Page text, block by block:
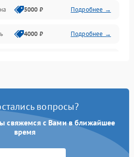
5000 ₽ Подробнее →
4000 ₽ Подробнее →
вопросы?
свяжемся с Вами в ближайшее
время